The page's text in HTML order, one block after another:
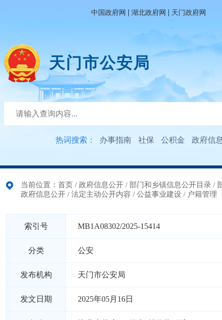
中国政府网 | 湖北政府网 | 天门政府网
天门市公安局
热词搜索： 办事指南 社保 公积金 政府信
当前位置： 首页 / 政府信息公开 / 部门和乡镇信息公开目录 /
政府信息公开 / 法定主动公开内容 / 公益事业建设 / 户籍管理
索引号 MB1A08302/2025-15414
分类 公安
发布机构 天门市公安局
发文日期 2025年05月16日